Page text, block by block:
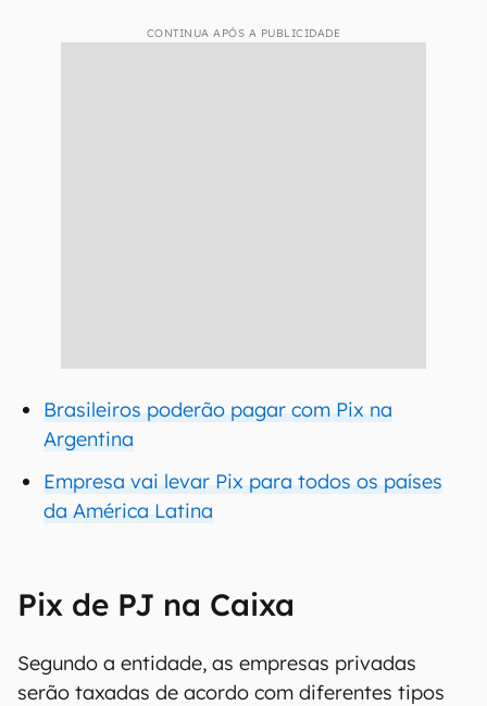
CONTINUA APÓS A PUBLICIDADE
Brasileiros poderão pagar com Pix na
Argentina
Empresa vai levar Pix para todos os países
da América Latina
Pix de PJ na Caixa
Segundo a entidade, as empresas privadas
serão taxadas de acordo com diferentes tipos